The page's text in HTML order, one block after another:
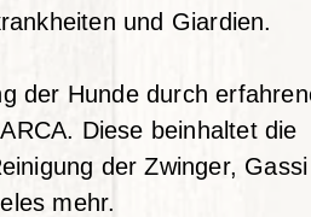
und Giardien.
der Hunde durch
Diese beinhaltet die
der Zwinger, Gassi
mehr.